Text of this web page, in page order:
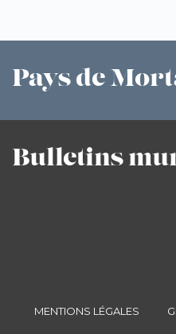
Pays de
Bulletins
MENTIONS LÉGALES